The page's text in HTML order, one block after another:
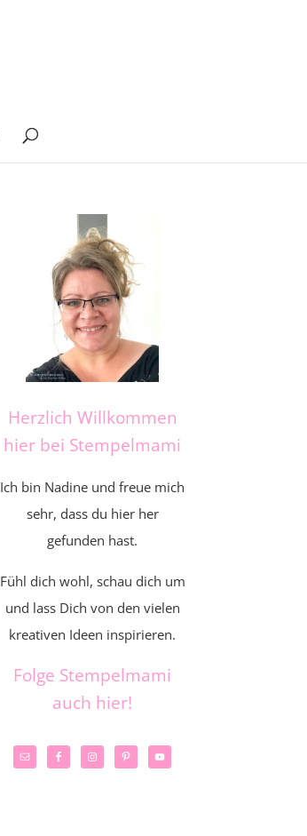
Herzlich Willkommen
hier bei Stempelmami
Ich bin Nadine und freue mich
sehr, dass du hier her
gefunden hast.
Fühl dich wohl, schau dich um
und lass Dich von den vielen
kreativen Ideen inspirieren.
Folge Stempelmami
auch hier!